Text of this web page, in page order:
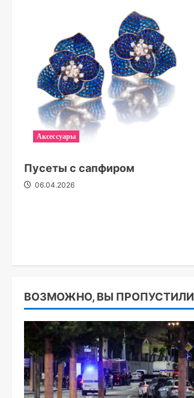
Аксессуары
Пусеты с сапфиром
06.04.2026
ВОЗМОЖНО, ВЫ ПРОПУСТИЛИ